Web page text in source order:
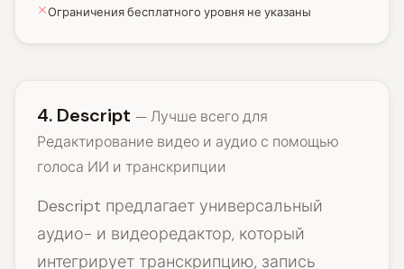
Ограничения бесплатного уровня не указаны
4. Descript — Лучше всего для
Редактирование видео и аудио с помощью
голоса ИИ и транскрипции
Descript предлагает универсальный
аудио- и видеоредактор, который
интегрирует транскрипцию, запись